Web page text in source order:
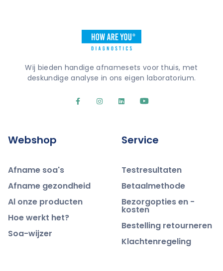
Wij bieden handige afnamesets voor thuis, met
deskundige analyse in ons eigen laboratorium.
Webshop
Afname soa's
Afname gezondheid
Al onze producten
Hoe werkt het?
Soa-wijzer
Service
Testresultaten
Betaalmethode
Bezorgopties en -
kosten
Bestelling retourneren
Klachtenregeling